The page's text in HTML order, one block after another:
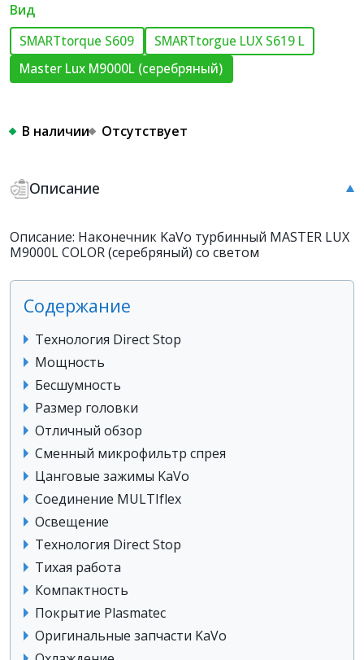
Вид
SMARTtorque S609
SMARTtorgue LUX S619 L
Master Lux M9000L (серебряный)
В наличии Отсутствует
Описание
Описание: Наконечник KaVo турбинный MASTER LUX
M9000L COLOR (серебряный) со светом
Содержание
Технология Direct Stop
Мощность
Бесшумность
Размер головки
Отличный обзор
Сменный микрофильтр спрея
Цанговые зажимы KaVo
Соединение MULTIflex
Освещение
Технология Direct Stop
Тихая работа
Компактность
Покрытие Plasmatec
Оригинальные запчасти KaVo